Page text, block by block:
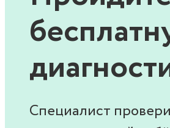
Специалист